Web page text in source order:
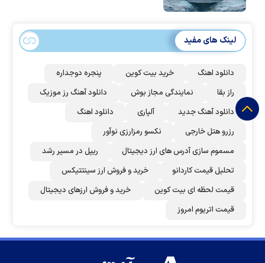
لینک های مفید
دانلود اهنگ خرید بیت کوین
پنجره دوجداره
راز بقا
نمایندگی مجاز بوش
دانلود آهنگ رز‌ موزیک
دانلود آهنگ جدید
آلپاری
دانلود اهنگ
رزرو هتل خارجی
نکسو رمزارزی نوآور
مسموم سازی آدرس های ارز دیجیتال
ریپل در مسیر رشد
تحلیل قیمت کاردانو
خرید و فروش ارز سینتتیکس
قیمت لحظه ای بیت کوین
خرید و فروش ارزهای دیجیتال
قیمت اتریوم امروز